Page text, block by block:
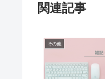
関連記事
その他